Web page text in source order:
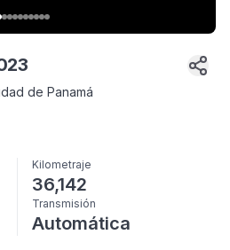
de Panamá
Kilometraje
36,142
Transmisión
Automática